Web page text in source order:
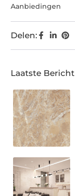
Aanbiedingen
Delen:
Laatste Bericht